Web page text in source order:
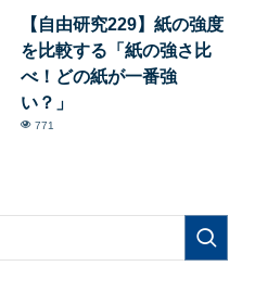
【自由研究229】紙の強度
を比較する「紙の強さ比
べ！どの紙が一番強
い？」
771